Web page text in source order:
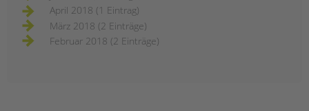
April 2018 (1 Eintrag)
März 2018 (2 Einträge)
Februar 2018 (2 Einträge)